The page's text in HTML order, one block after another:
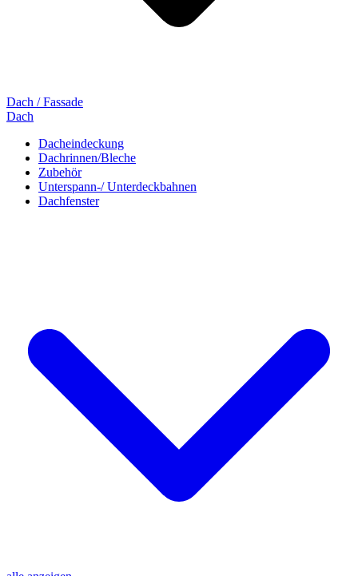
Dach / Fassade
Dach
Dacheindeckung
Dachrinnen/Bleche
Zubehör
Unterspann-/ Unterdeckbahnen
Dachfenster